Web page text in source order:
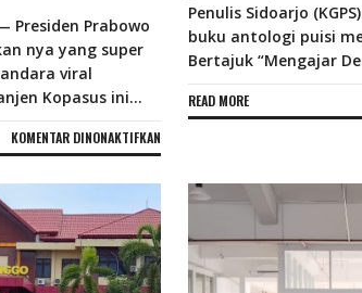
Presiden Prabowo
nya yang super
viral
Kopasus ini...
KOMENTAR DINONAKTIFKAN
TAK
DAN
PENCITRAAN,
PRESIDEN
PRABOWO
Penulis Sidoarjo
buku antologi puisi
Bertajuk “Mengajar
READ MORE